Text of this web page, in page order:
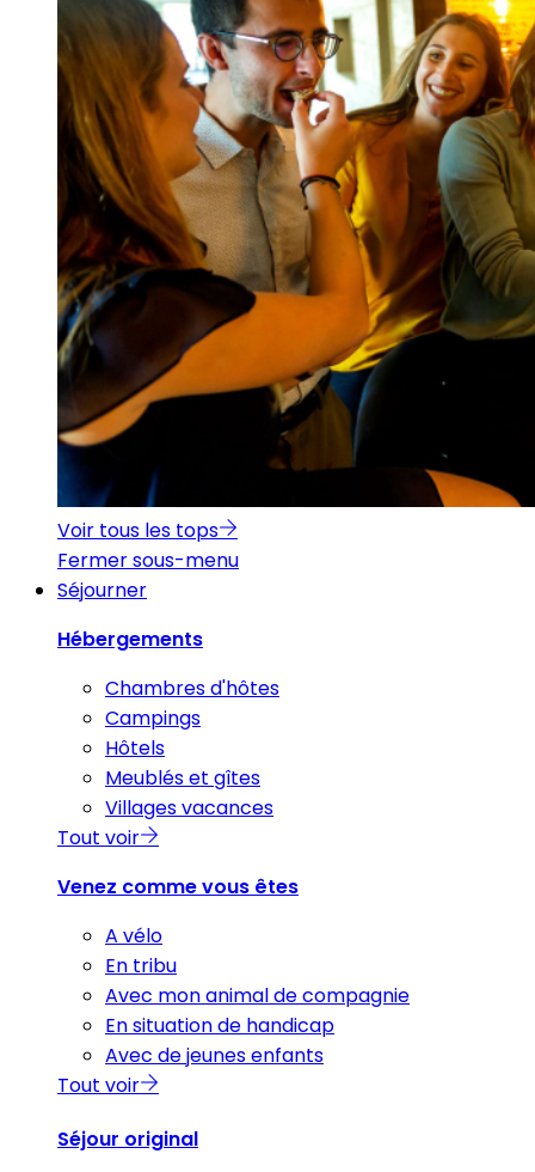
Voir tous les tops
Fermer sous-menu
Séjourner
Hébergements
Chambres d'hôtes
Campings
Hôtels
Meublés et gîtes
Villages vacances
Tout voir
Venez comme vous êtes
A vélo
En tribu
Avec mon animal de compagnie
En situation de handicap
Avec de jeunes enfants
Tout voir
Séjour original